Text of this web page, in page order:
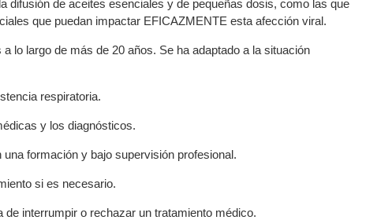
difusión de aceites esenciales y de pequeñas dosis, como las que
que puedan impactar EFICAZMENTE esta afección viral.
lo largo de más de 20 años. Se ha adaptado a la situación
respiratoria.
y los diagnósticos.
formación y bajo supervisión profesional.
si es necesario.
interrumpir o rechazar un tratamiento médico.